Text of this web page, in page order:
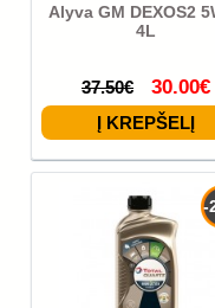
Alyva GM DEXOS2
4L
37.50€ 30.00€
-